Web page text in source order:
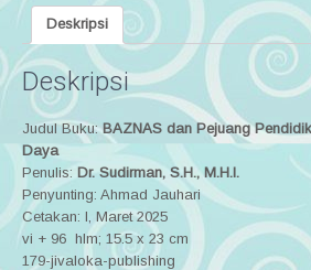
di
Barat
Daya
Deskripsi
Deskripsi
Judul Buku:BAZNAS dan Pejuang
Daya
Penulis: Dr. Sudirman, S.H., M.H.I.
Penyunting: Ahmad Jauhari
Cetakan: I, Maret 2025
vi + 96 hlm; 15.5 x 23 cm
179-jivaloka-publishing